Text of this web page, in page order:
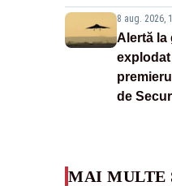
8 aug. 2026,
Alertă la
de
MAI MULTE